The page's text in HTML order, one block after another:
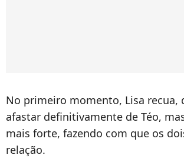
No primeiro momento, Lisa recua,
afastar definitivamente de Téo,
mais forte, fazendo com que os
relação.